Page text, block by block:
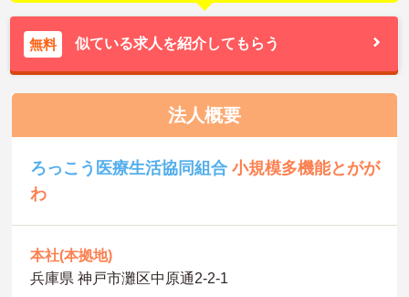
無料 似ている求人を紹介してもらう
法人概要
ろっこう医療生活協同組合小規模多機能とがが
わ
本社(本拠地)
兵庫県 神戸市灘区中原通2-2-1